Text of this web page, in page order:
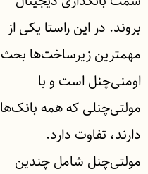
بروند. در این راستا یکی از
مهمترین زیرساخت‌ها بحث
اومنی‌چنل است و با
مولتی‌چنلی که همه بانک‌ها
دارند، تفاوت دارد.
مولتی‌چنل شامل چندین